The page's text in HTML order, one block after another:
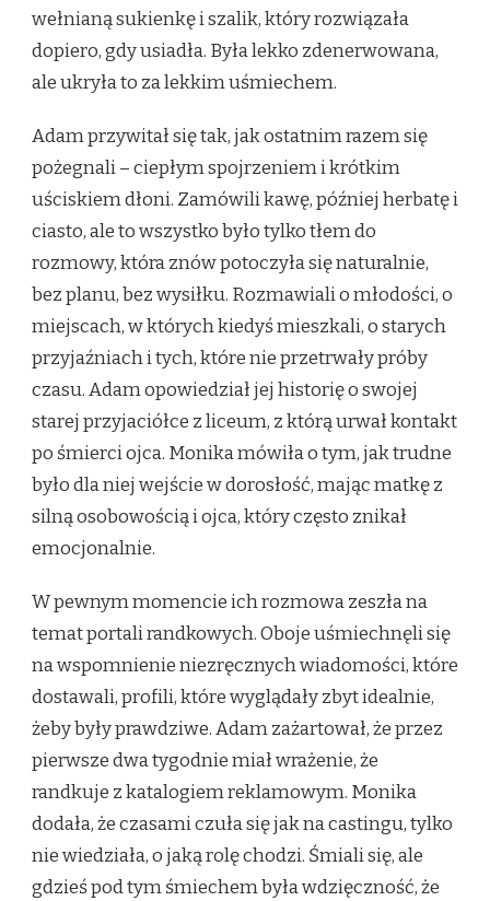
wełnianą sukienkę i szalik, który rozwiązała
dopiero, gdy usiadła. Była lekko zdenerwowana,
ale ukryła to za lekkim uśmiechem.
Adam przywitał się tak, jak ostatnim razem się
pożegnali – ciepłym spojrzeniem i krótkim
uściskiem dłoni. Zamówili kawę, później herbatę i
ciasto, ale to wszystko było tylko tłem do
rozmowy, która znów potoczyła się naturalnie,
bez planu, bez wysiłku. Rozmawiali o młodości, o
miejscach, w których kiedyś mieszkali, o starych
przyjaźniach i tych, które nie przetrwały próby
czasu. Adam opowiedział jej historię o swojej
starej przyjaciółce z liceum, z którą urwał kontakt
po śmierci ojca. Monika mówiła o tym, jak trudne
było dla niej wejście w dorosłość, mając matkę z
silną osobowością i ojca, który często znikał
emocjonalnie.
W pewnym momencie ich rozmowa zeszła na
temat portali randkowych. Oboje uśmiechnęli się
na wspomnienie niezręcznych wiadomości, które
dostawali, profili, które wyglądały zbyt idealnie,
żeby były prawdziwe. Adam zażartował, że przez
pierwsze dwa tygodnie miał wrażenie, że
randkuje z katalogiem reklamowym. Monika
dodała, że czasami czuła się jak na castingu, tylko
nie wiedziała, o jaką rolę chodzi. Śmiali się, ale
gdzieś pod tym śmiechem była wdzięczność, że